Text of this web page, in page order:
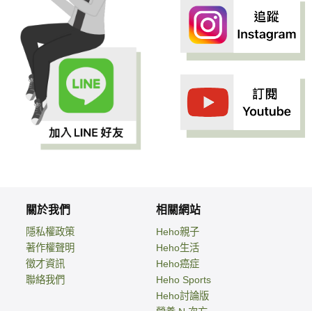
關於我們
隱私權政策
著作權聲明
徵才資訊
聯絡我們
相關網站
Heho親子
Heho生活
Heho癌症
Heho Sports
Heho討論版